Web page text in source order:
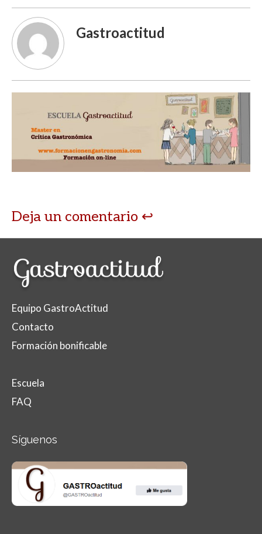
Gastroactitud
Deja un comentario
Equipo GastroActitud
Contacto
Formación bonificable
Escuela
FAQ
Síguenos